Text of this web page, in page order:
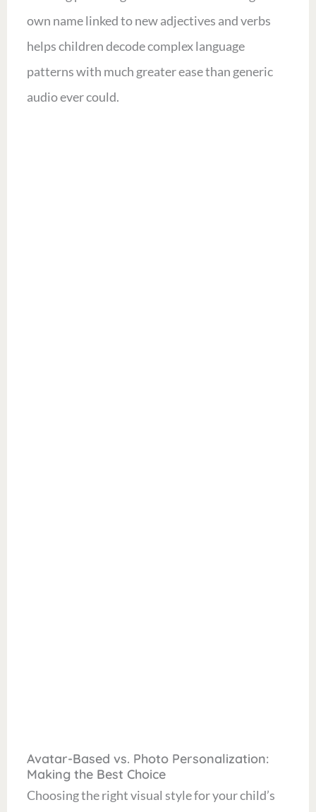
own name linked to new adjectives and verbs
helps children decode complex language
patterns with much greater ease than generic
audio ever could.
Avatar-Based vs. Photo Personalization:
Making the Best Choice
Choosing the right visual style for your child’s